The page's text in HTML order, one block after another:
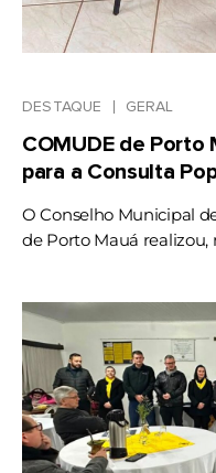
DESTAQUE GERAL
COMUDE de
para a Consulta
O Conselho Municipal
de Porto Mauá realizou,